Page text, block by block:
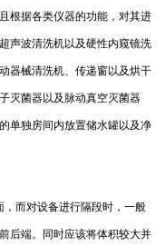
根据各类仪器的功能，对其进
声波清洗机以及硬性内窥镜洗
器械清洗机、传递窗以及烘干
灭菌器以及脉动真空灭菌器
单独房间内放置储水罐以及净
，而对设备进行隔段时，一般
后端。同时应该将体积较大并